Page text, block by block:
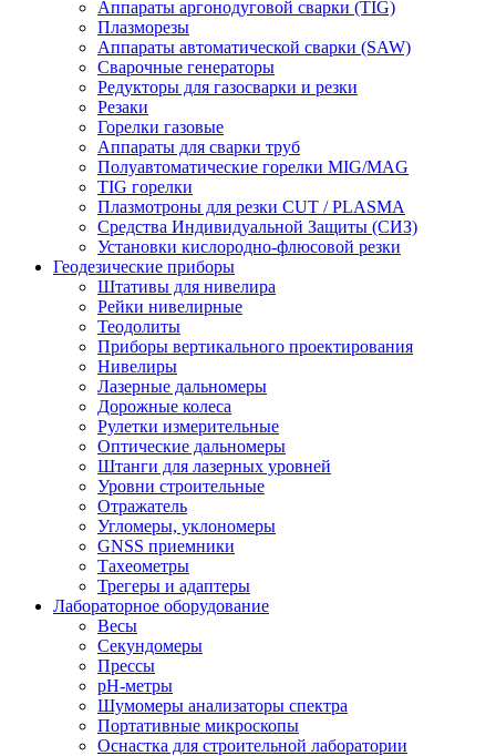
Аппараты аргонодуговой сварки (TIG)
Плазморезы
Аппараты автоматической сварки (SAW)
Сварочные генераторы
Редукторы для газосварки и резки
Резаки
Горелки газовые
Аппараты для сварки труб
Полуавтоматические горелки MIG/MAG
TIG горелки
Плазмотроны для резки CUT / PLASMA
Средства Индивидуальной Защиты (СИЗ)
Установки кислородно-флюсовой резки
Геодезические приборы
Штативы для нивелира
Рейки нивелирные
Теодолиты
Приборы вертикального проектирования
Нивелиры
Лазерные дальномеры
Дорожные колеса
Рулетки измерительные
Оптические дальномеры
Штанги для лазерных уровней
Уровни строительные
Отражатель
Угломеры, уклономеры
GNSS приемники
Тахеометры
Трегеры и адаптеры
Лабораторное оборудование
Весы
Секундомеры
Прессы
pH-метры
Шумомеры анализаторы спектра
Портативные микроскопы
Оснастка для строительной лаборатории